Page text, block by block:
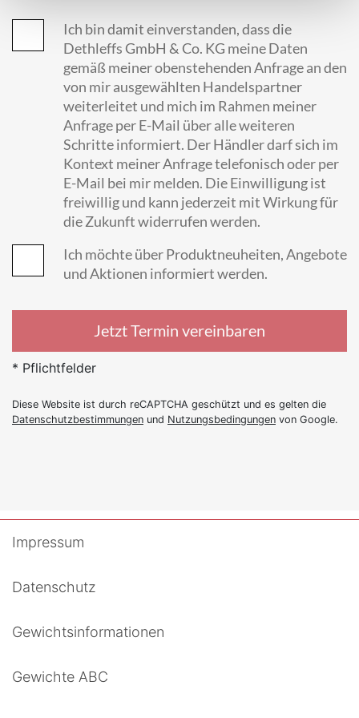
Ich bin damit einverstanden, dass die
Dethleffs GmbH & Co. KG meine Daten
gemäß meiner obenstehenden Anfrage an den
von mir ausgewählten Handelspartner
weiterleitet und mich im Rahmen meiner
Anfrage per E-Mail über alle weiteren
Schritte informiert. Der Händler darf sich im
Kontext meiner Anfrage telefonisch oder per
E-Mail bei mir melden. Die Einwilligung ist
freiwillig und kann jederzeit mit Wirkung für
die Zukunft widerrufen werden.
Ich möchte über Produktneuheiten, Angebote
und Aktionen informiert werden.
Jetzt Termin vereinbaren
* Pflichtfelder
Diese Website ist durch reCAPTCHA geschützt und es gelten die
Datenschutzbestimmungen und Nutzungsbedingungen von Google.
Impressum
Datenschutz
Gewichtsinformationen
Gewichte ABC